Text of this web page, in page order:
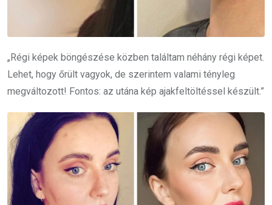
„Régi képek böngészése közben találtam néhány régi képet.
Lehet, hogy őrült vagyok, de szerintem valami tényleg
megváltozott! Fontos: az utána kép ajakfeltöltéssel készült.”